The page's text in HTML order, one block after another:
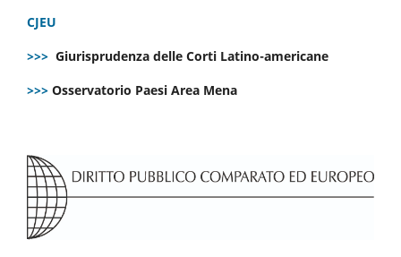
CJEU
>>> Giurisprudenza delle Corti Latino-americane
>>> Osservatorio Paesi Area Mena